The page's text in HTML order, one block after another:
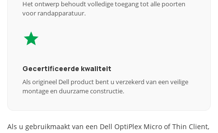
Het ontwerp behoudt volledige toegang tot alle poorten
voor randapparatuur.
Gecertificeerde kwaliteit
Als origineel Dell product bent u verzekerd van een veilige
montage en duurzame constructie.
Als u gebruikmaakt van een Dell OptiPlex Micro of Thin Client,